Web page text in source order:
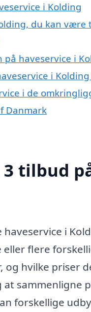
i Kolding
du kan være
haveservice i
i
i de
Danmark
tilbud
i
flere
hvilke priser
sammenligne
forskellige